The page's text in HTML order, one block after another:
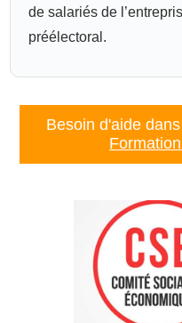
de salariés de
préélectoral.
Besoin d'aide